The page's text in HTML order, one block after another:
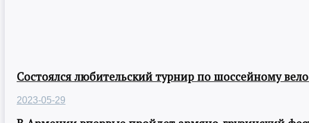
Состоялся любительский турнир по шоссейному
2023-05-29